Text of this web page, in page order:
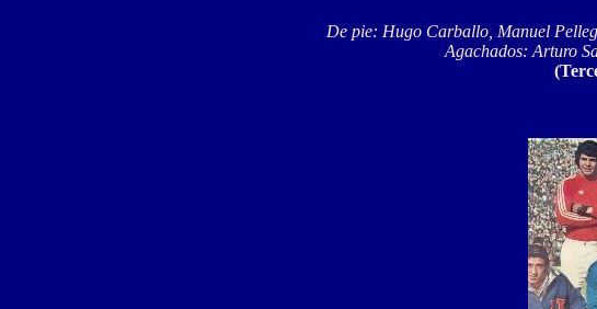
De pie: Hugo Carballo, Manuel
Agachados: Arturo